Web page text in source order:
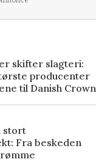
skifter slagteri:
producenter
til Danish Crown
stort
Fra beskeden